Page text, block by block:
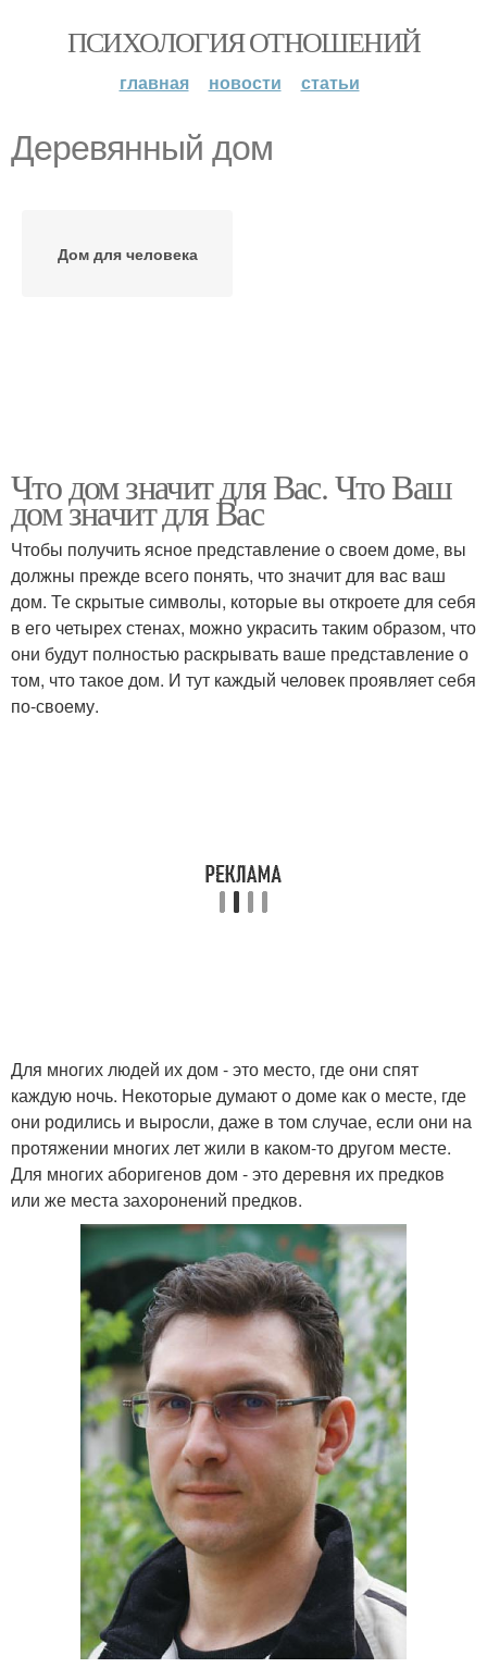
ПСИХОЛОГИЯ ОТНОШЕНИЙ
главная новости статьи
Деревянный дом
Дом для человека
Что дом значит для Вас. Что Ваш
дом значит для Вас
Чтобы получить ясное представление о своем доме, вы
должны прежде всего понять, что значит для вас ваш
дом. Те скрытые символы, которые вы откроете для себя
в его четырех стенах, можно украсить таким образом, что
они будут полностью раскрывать ваше представление о
том, что такое дом. И тут каждый человек проявляет себя
по-своему.
Для многих людей их дом - это место, где они спят
каждую ночь. Некоторые думают о доме как о месте, где
они родились и выросли, даже в том случае, если они на
протяжении многих лет жили в каком-то другом месте.
Для многих аборигенов дом - это деревня их предков
или же места захоронений предков.